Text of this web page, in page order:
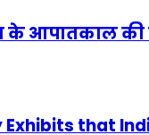
के आपातकाल की
Exhibits